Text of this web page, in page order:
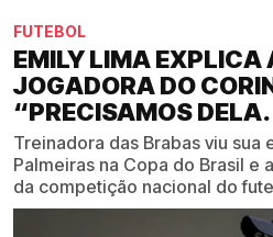
FUTEBOL
EMILY LIMA EXPLICA
JOGADORA DO
“PRECISAMOS
Treinadora das Brabas viu sua
Palmeiras na Copa do Brasil e
da competição nacional do